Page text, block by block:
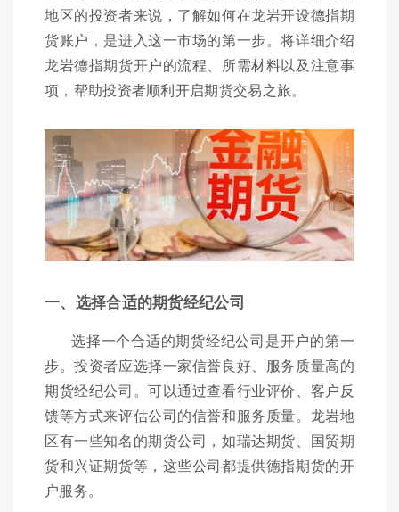
地区的投资者来说，了解如何在龙岩开设德指期
货账户，是进入这一市场的第一步。将详细介绍
龙岩德指期货开户的流程、所需材料以及注意事
项，帮助投资者顺利开启期货交易之旅。
一、选择合适的期货经纪公司
选择一个合适的期货经纪公司是开户的第一
步。投资者应选择一家信誉良好、服务质量高的
期货经纪公司。可以通过查看行业评价、客户反
馈等方式来评估公司的信誉和服务质量。龙岩地
区有一些知名的期货公司，如瑞达期货、国贸期
货和兴证期货等，这些公司都提供德指期货的开
户服务。